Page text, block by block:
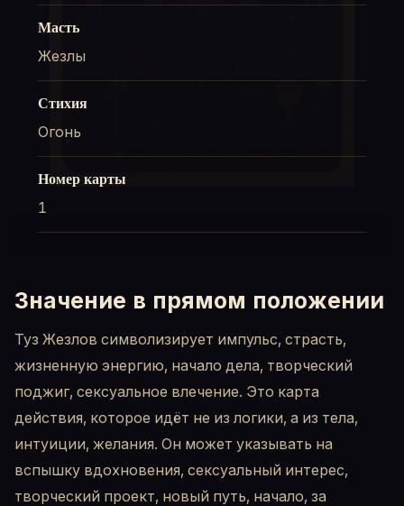
Масть
Жезлы
Стихия
Огонь
Номер карты
1
Значение в прямом положении
Туз Жезлов символизирует импульс, страсть,
жизненную энергию, начало дела, творческий
поджиг, сексуальное влечение. Это карта
действия, которое идёт не из логики, а из тела,
интуиции, желания. Он может указывать на
вспышку вдохновения, сексуальный интерес,
творческий проект, новый путь, начало, за